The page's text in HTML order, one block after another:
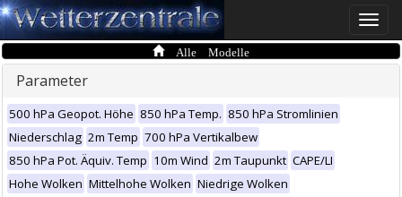
Toggle
Alle Modelle
Parameter
500 hPa Geopot. Höhe 850 hPa Temp. 850 hPa Stromlinien
Niederschlag 2m Temp 700 hPa Vertikalbew
850 hPa Pot. Äquiv. Temp 10m Wind 2m Taupunkt CAPE/LI
Hohe Wolken Mittelhohe Wolken Niedrige Wolken